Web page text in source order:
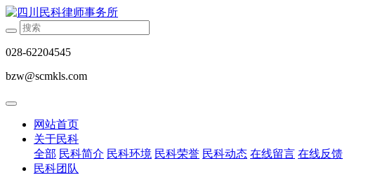
028-62204545
bzw@scmkls.com
网站首页
关于民科
全部 民科简介 民科环境 民科荣誉 民科动态 在线留言 在线反馈
民科团队